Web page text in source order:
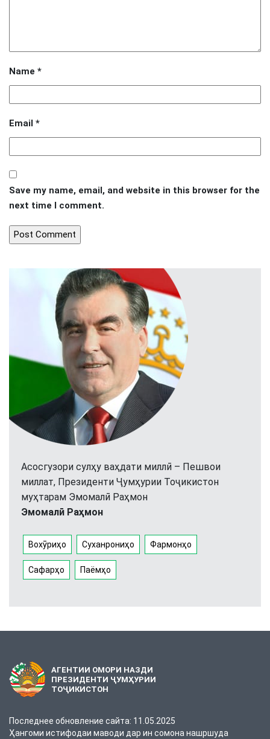
Name *
Email *
Save my name, email, and website in this browser for the
next time I comment.
Асосгузори сулҳу ваҳдати миллӣ – Пешвои
миллат, Президенти Ҷумҳурии Тоҷикистон
муҳтарам Эмомалӣ Раҳмон
Эмомалӣ Раҳмон
Вохӯриҳо Суханрониҳо Фармонҳо
Сафарҳо Паёмҳо
АГЕНТИИ ОМОРИ НАЗДИ
ПРЕЗИДЕНТИ ҶУМҲУРИИ
ТОҶИКИСТОН
Последнее обновление сайта: 11.05.2025
Ҳангоми истифодаи маводи дар ин сомона нашршуда